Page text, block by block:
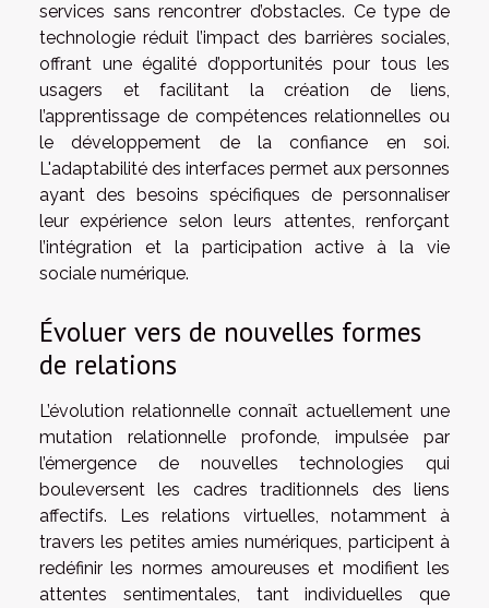
services sans rencontrer d’obstacles. Ce type de
technologie réduit l’impact des barrières sociales,
offrant une égalité d’opportunités pour tous les
usagers et facilitant la création de liens,
l’apprentissage de compétences relationnelles ou
le développement de la confiance en soi.
L'adaptabilité des interfaces permet aux personnes
ayant des besoins spécifiques de personnaliser
leur expérience selon leurs attentes, renforçant
l’intégration et la participation active à la vie
sociale numérique.
Évoluer vers de nouvelles formes
de relations
L’évolution relationnelle connaît actuellement une
mutation relationnelle profonde, impulsée par
l’émergence de nouvelles technologies qui
bouleversent les cadres traditionnels des liens
affectifs. Les relations virtuelles, notamment à
travers les petites amies numériques, participent à
redéfinir les normes amoureuses et modifient les
attentes sentimentales, tant individuelles que